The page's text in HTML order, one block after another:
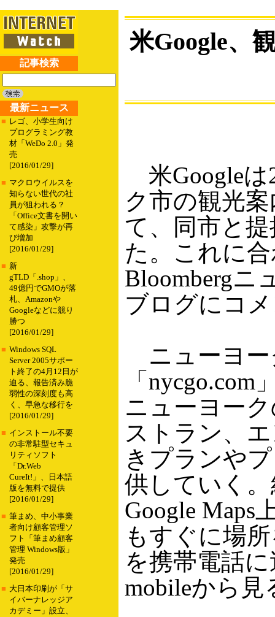
記事検索
最新ニュース
■ レゴ、小学生向け
プログラミング教
材「WeDo 2.0」発
売
[2016/01/29]
■ マクロウイルスを
知らない世代の社
員が狙われる？
「Office文書を開い
て感染」攻撃が再
び増加
[2016/01/29]
■ 新
gTLD「.shop」、
49億円でGMOが落
札、Amazonや
Googleなどに競り
勝つ
[2016/01/29]
■ Windows SQL
Server 2005サポー
ト終了の4月12日が
迫る、報告済み脆
弱性の深刻度も高
く、早急な移行を
[2016/01/29]
■ インストール不要
の非常駐型セキュ
リティソフト
「Dr.Web
CureIt!」、日本語
版を無料で提供
[2016/01/29]
■ 筆まめ、中小事業
者向け顧客管理ソ
フト「筆まめ顧客
管理 Windows版」
発売
[2016/01/29]
■ 大日本印刷が「サ
イバーナレッジア
カデミー」設立、
米Google、
米Googleは
ク市の観光
て、同市と
た。これに
Bloombergニ
ブログにコ
ニューヨー
「
ニューヨー
ストラン、
きプランや
供していく
Google Maps
もすぐに場
を携帯電話
mobileから